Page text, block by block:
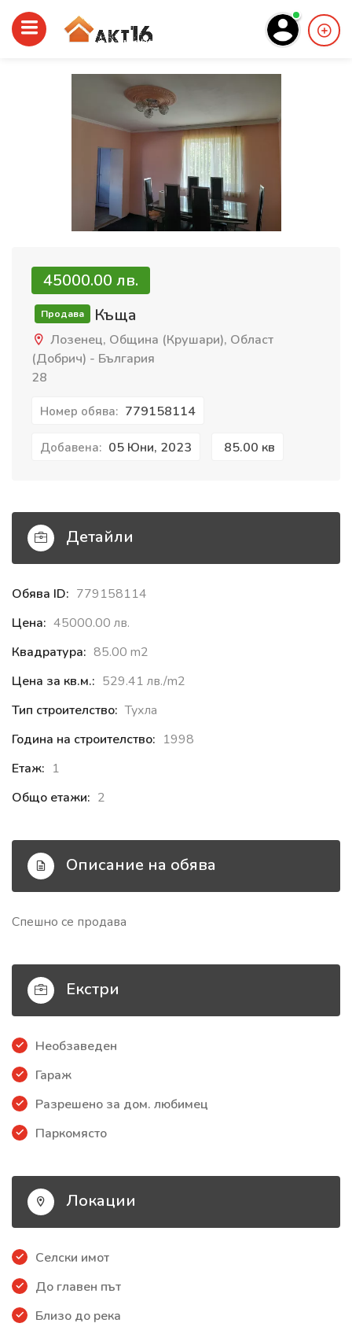
45000.00 лв.
Продава Къща
Лозенец, Община (Крушари), Област
(Добрич) - България
28
Номер обява: 779158114
Добавена: 05 Юни, 2023 85.00 кв
Детайли
Обява ID: 779158114
Цена: 45000.00 лв.
Квадратура: 85.00 m2
Цена за кв.м.: 529.41 лв./m2
Тип строителство: Тухла
Година на строителство: 1998
Етаж: 1
Общо етажи: 2
Описание на обява
Спешно се продава
Екстри
Необзаведен
Гараж
Разрешено за дом. любимец
Паркомясто
Локации
Селски имот
До главен път
Близо до река